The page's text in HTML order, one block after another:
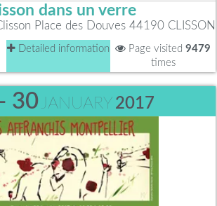
dans un verre
Place des Douves 44190 CLISSON
Detailed information Page visited 9479
times
30JANUARY 2017